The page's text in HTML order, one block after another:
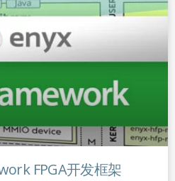
FPGA开发框架